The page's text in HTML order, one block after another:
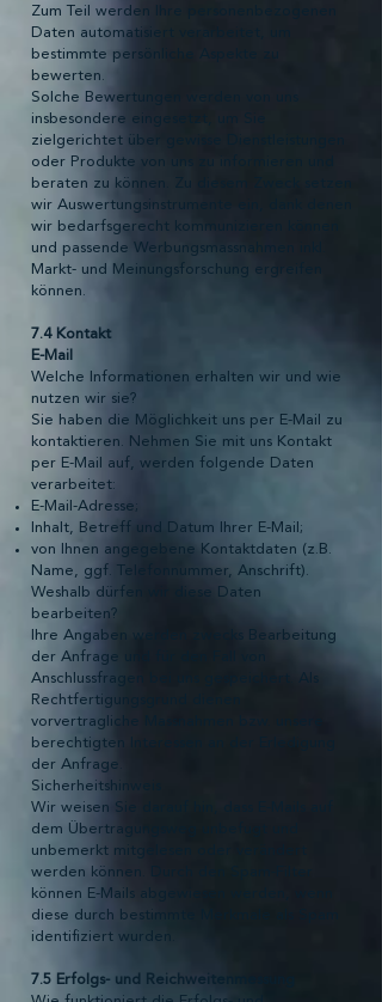
Zum Teil werden Ihre personenbezogenen
Daten automatisiert verarbeitet, um
bestimmte persönliche Aspekte zu
bewerten.
Solche Bewertungen werden von uns
insbesondere eingesetzt, um Sie
zielgerichtet über gewisse Dienstleistungen
oder Produkte von uns zu informieren und
beraten zu können. Zu diesem Zweck setzen
wir Auswertungsinstrumente ein, dank denen
wir bedarfsgerecht kommunizieren können
und passende Werbungsmassnahmen inkl.
Markt- und Meinungsforschung ergreifen
können.
7.4 Kontakt
E-Mail
Welche Informationen erhalten wir und wie
nutzen wir sie?
Sie haben die Möglichkeit uns per E-Mail zu
kontaktieren. Nehmen Sie mit uns Kontakt
per E-Mail auf, werden folgende Daten
verarbeitet:
E-Mail-Adresse;
Inhalt, Betreff und Datum Ihrer E-Mail;
von Ihnen angegebene Kontaktdaten (z.B.
Name, ggf. Telefonnummer, Anschrift).
Weshalb dürfen wir diese Daten
bearbeiten?
Ihre Angaben werden zwecks Bearbeitung
der Anfrage und für den Fall von
Anschlussfragen bei uns gespeichert. Als
Rechtfertigungsgrund dienen
vorvertragliche Massnahmen bzw. unsere
berechtigten Interessen an der Erledigung
der Anfrage.
Sicherheitshinweis
Wir weisen Sie darauf hin, dass E-Mails auf
dem Übertragungsweg unbefugt und
unbemerkt mitgelesen oder verändert
werden können. Durch den Spam-Filter
können E-Mails abgewiesen werden, wenn
diese durch bestimmte Merkmale als Spam
identifiziert wurden.
7.5 Erfolgs- und Reichweitenmessung